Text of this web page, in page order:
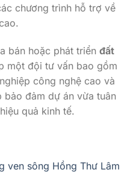
chương trình hỗ trợ về
bán hoặc phát triển đất
một đội tư vấn bao gồm
công nghệ cao và
bảo đảm dự án vừa tuân
quả kinh tế.
ven sông Hồng Thư Lâm